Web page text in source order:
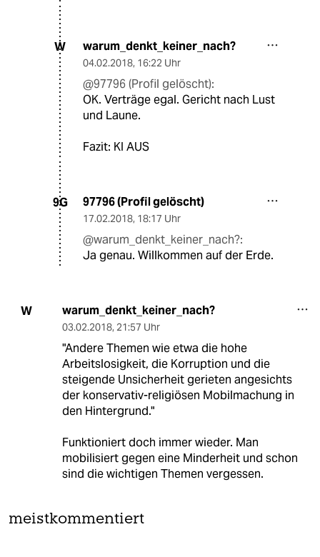
W warum_denkt_keiner_nach?
04.02.2018, 16:22 Uhr
@97796 (Profil gelöscht):
OK. Verträge egal. Gericht nach Lust
und Laune.
Fazit: KI AUS
9G 97796 (Profil gelöscht)
17.02.2018, 18:17 Uhr
@warum_denkt_keiner_nach?:
Ja genau. Willkommen auf der Erde.
W warum_denkt_keiner_nach?
03.02.2018, 21:57 Uhr
"Andere Themen wie etwa die hohe
Arbeitslosigkeit, die Korruption und die
steigende Unsicherheit gerieten angesichts
der konservativ-religiösen Mobilmachung in
den Hintergrund."
Funktioniert doch immer wieder. Man
mobilisiert gegen eine Minderheit und schon
sind die wichtigen Themen vergessen.
meistkommentiert